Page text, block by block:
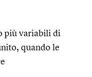
più variabili di
quando le